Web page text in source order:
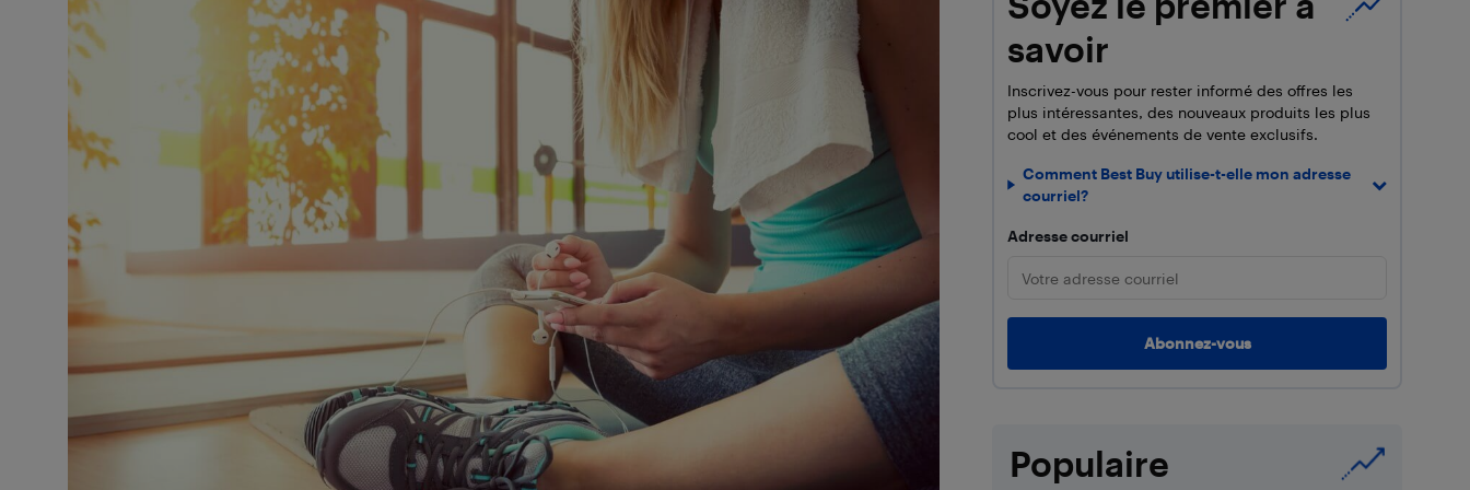
savoir
Inscrivez-vous pour rester informé des offres les
plus intéressantes, des nouveaux produits les plus
cool et des événements de vente exclusifs.
Comment Best Buy utilise-t-elle mon adresse
courriel?
Adresse courriel
Populaire